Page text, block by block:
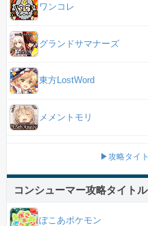
ワンコレ
グランドサマナーズ
東方LostWord
メメントモリ
▶攻略タイ
コンシューマー攻略タイト
ぽこあポケモン